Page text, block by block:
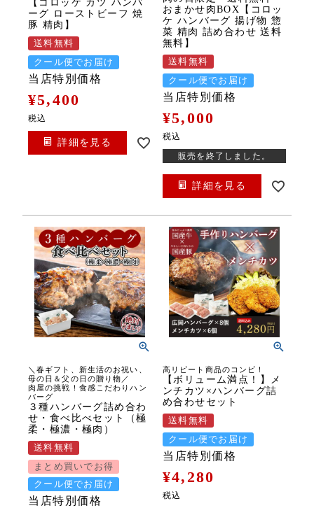
【コロッケ カツ ハンバ
ーグ ローストビーフ 焼
豚 精肉】
送料無料
クール便でお届け
当店特別価格
¥5,400
税込
詳細を見る
おまかせ肉BOX【コロッ
ケ ハンバーグ 揚げ物 惣
菜 精肉 詰め合わせ 送料
無料】
送料無料
クール便でお届け
当店特別価格
¥5,000
税込
販売を終了しました。
詳細を見る
＼春ギフト、新生活のお祝い、
母の日＆父の日の贈り物／
肉屋の挑戦！食感こだわりハン
バーグ
３種ハンバーグ詰め合わ
せ・食べ比べセット（極
柔・極濃・極肉）
送料無料
まとめ買いでお得
クール便でお届け
当店特別価格
高リピート商品のコンビ！
【ボリューム満点！】メ
ンチカツ×ハンバーグ詰
め合わせセット
送料無料
クール便でお届け
当店特別価格
¥4,280
税込